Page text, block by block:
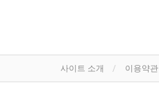
사이트 소개 이용약관